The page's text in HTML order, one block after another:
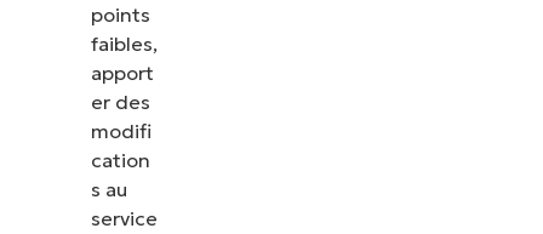
points
faibles,
apport
er des
modifi
cation
s au
service